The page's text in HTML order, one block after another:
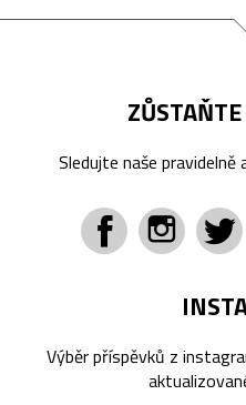
Sledujte naše
Výběr příspěvků z